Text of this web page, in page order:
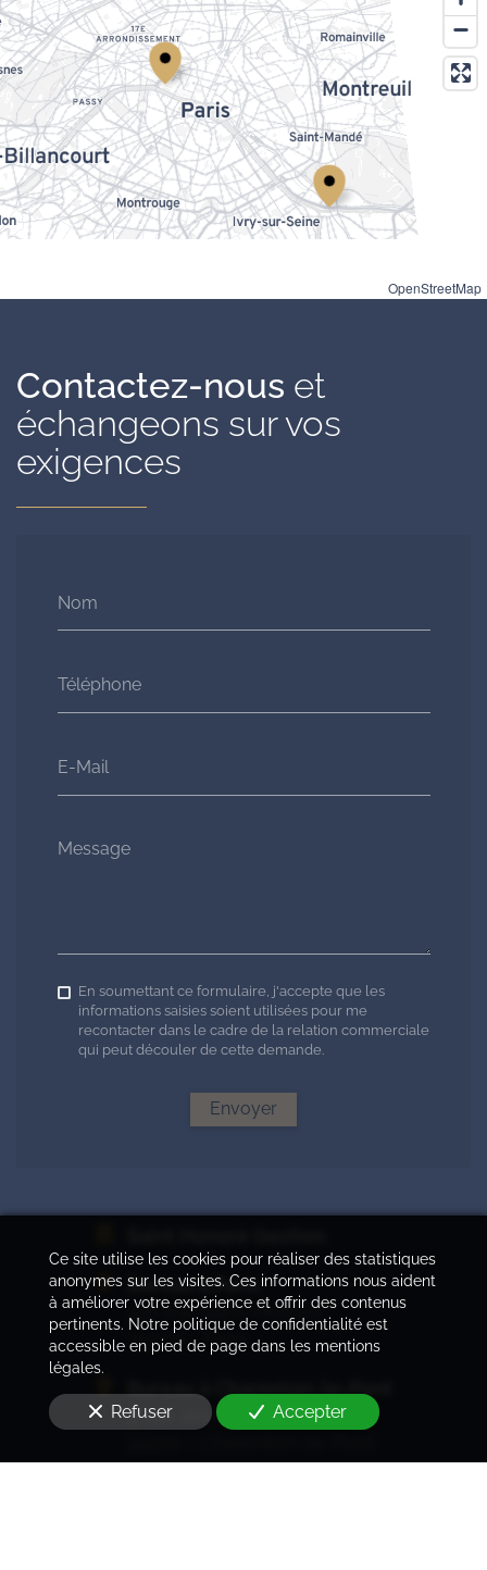
Contactez-nous et
échangeons sur vos
exigences
Nom
Téléphone
E-Mail
Message
En soumettant ce formulaire, j'accepte que les
informations saisies soient utilisées pour me
recontacter dans le cadre de la relation commerciale
qui peut découler de cette demande.
Envoyer
Bureau à Paris
416 rue Saint-Honoré
75008 - Paris
5 rue Jean-Baptiste Marty
OpenStreetMap
Ce site utilise les cookies pour réaliser des statistiques
anonymes sur les visites. Ces informations nous aident
à améliorer votre expérience et offrir des contenus
pertinents. Notre politique de confidentialité est
accessible en pied de page dans les mentions
légales.
Refuser Accepter